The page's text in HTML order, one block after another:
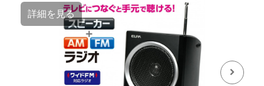
詳細を見る